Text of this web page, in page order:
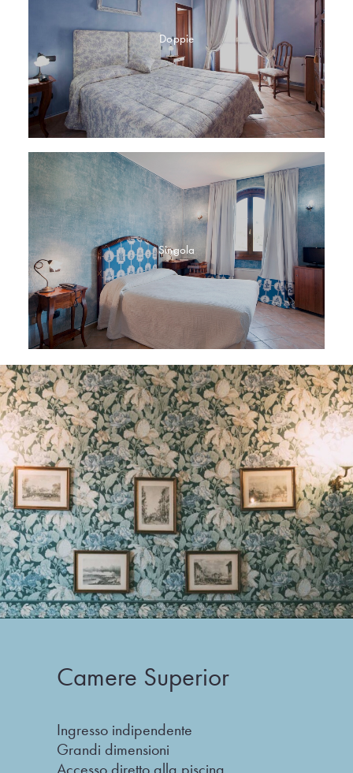
Doppie
Singola
Camere Superior
Ingresso indipendente
Grandi dimensioni